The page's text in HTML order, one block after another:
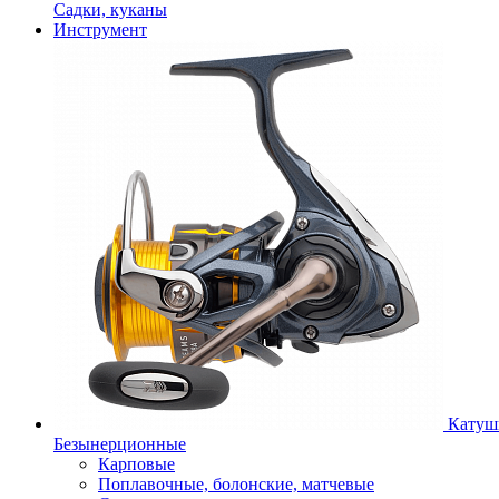
Садки, куканы
Инструмент
Безынерционные
Карповые
Поплавочные, болонские, матчевые